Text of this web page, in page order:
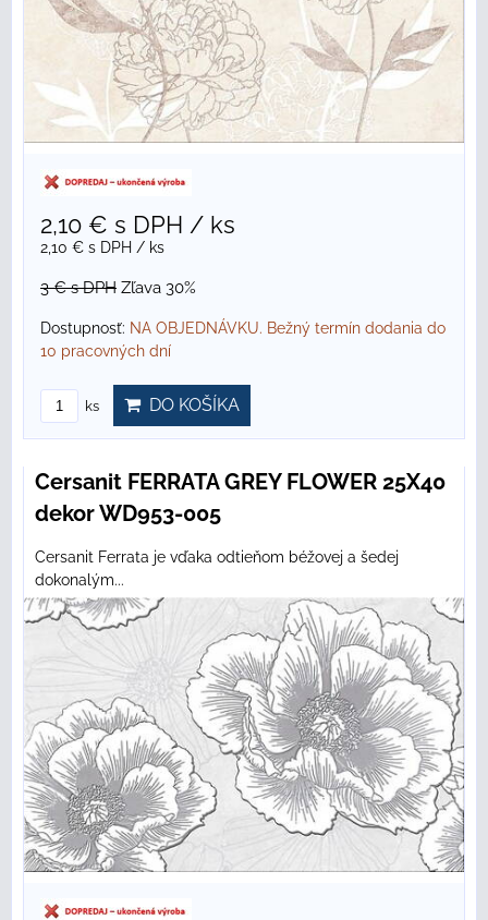
2,10 € s DPH / ks
2,10 € s DPH / ks
3 €s DPH Zľava 30%
Dostupnosť: NA OBJEDNÁVKU. Bežný termín dodania do
10 pracovných dní
ks DO KOŠÍKA
Cersanit FERRATA GREY FLOWER 25X40
dekor WD953-005
Cersanit Ferrata je vďaka odtieňom béžovej a šedej
dokonalým...